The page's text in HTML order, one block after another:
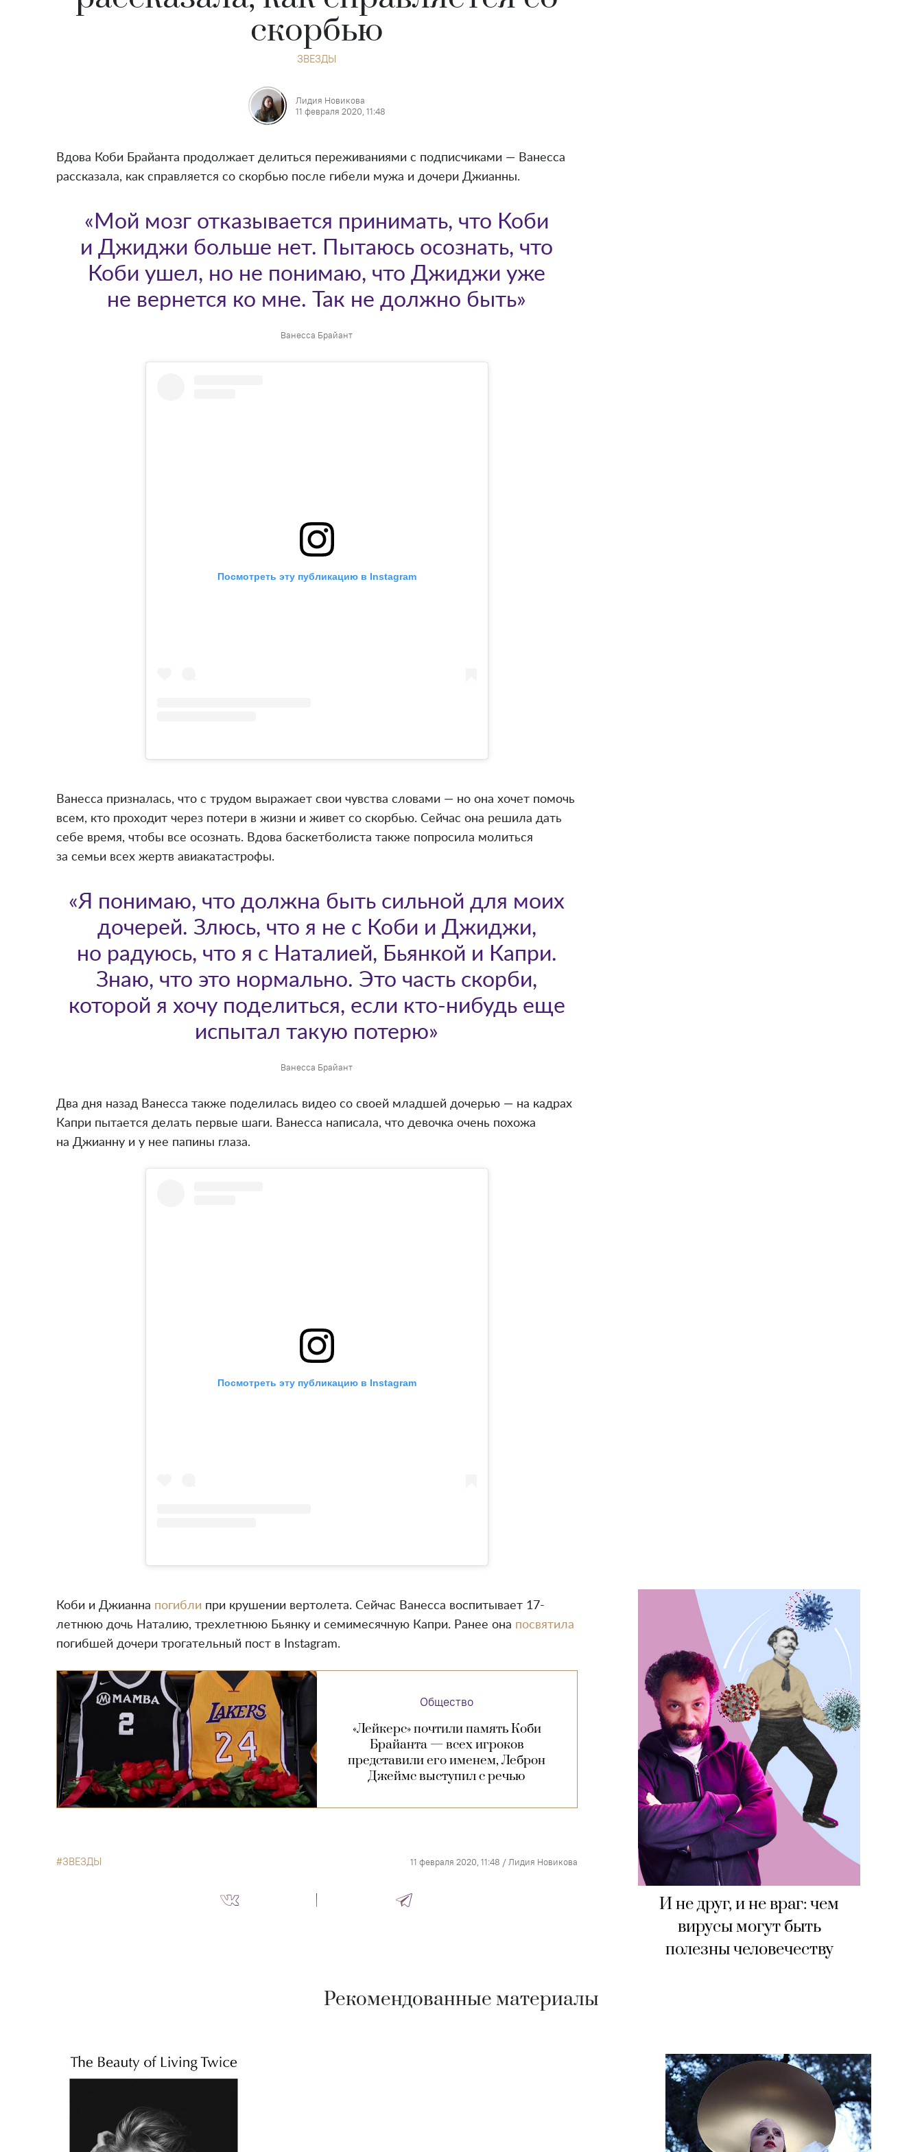
И не друг, и не враг: чем
вирусы могут быть
полезны человечеству
скорбью
ЗВЕЗДЫ
Лидия Новикова
11 февраля 2020, 11:48
Вдова Коби Брайанта продолжает делиться переживаниями с подписчиками — Ванесса
рассказала, как справляется со скорбью после гибели мужа и дочери Джианны.
Ванесса Брайант
«Мой мозг отказывается принимать, что Коби
и Джиджи больше нет. Пытаюсь осознать, что
Коби ушел, но не понимаю, что Джиджи уже
не вернется ко мне. Так не должно быть»
Посмотреть эту публикацию в Instagram
Ванесса призналась, что с трудом выражает свои чувства словами — но она хочет помочь
всем, кто проходит через потери в жизни и живет со скорбью. Сейчас она решила дать
себе время, чтобы все осознать. Вдова баскетболиста также попросила молиться
за семьи всех жертв авиакатастрофы.
Ванесса Брайант
«Я понимаю, что должна быть сильной для моих
дочерей. Злюсь, что я не с Коби и Джиджи,
но радуюсь, что я с Наталией, Бьянкой и Капри.
Знаю, что это нормально. Это часть скорби,
которой я хочу поделиться, если кто-нибудь еще
испытал такую потерю»
Два дня назад Ванесса также поделилась видео со своей младшей дочерью — на кадрах
Капри пытается делать первые шаги. Ванесса написала, что девочка очень похожа
на Джианну и у нее папины глаза.
Посмотреть эту публикацию в Instagram
Коби и Джианна погибли при крушении вертолета. Сейчас Ванесса воспитывает 17-
летнюю дочь Наталию, трехлетнюю Бьянку и семимесячную Капри. Ранее она посвятила
погибшей дочери трогательный пост в Instagram.
Общество
«Лейкерс» почтили память Коби
Брайанта — всех игроков
представили его именем, Леброн
Джеймс выступил с речью
ЗВЕЗДЫ 11 февраля 2020, 11:48 /Лидия Новикова
Рекомендованные материалы